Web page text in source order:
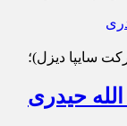
سايپا ديزل)؛
حیدری